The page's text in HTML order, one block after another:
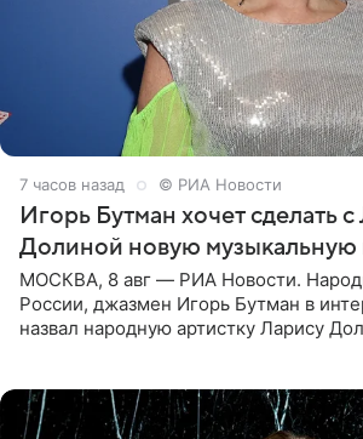
7 часов назад © РИА Новости
Игорь Бутман хочет сделать
Долиной новую музыкальную
МОСКВА, 8 авг — РИА Новости.
России, джазмен Игорь Бутман в
назвал народную артистку Ларису